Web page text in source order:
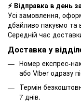
⚡ Відправка в день
Усі замовлення,
дбайливо пакуємо та
Середній час
Доставка у
Номер експрес-
або Viber одразу
Термін
7 днів.